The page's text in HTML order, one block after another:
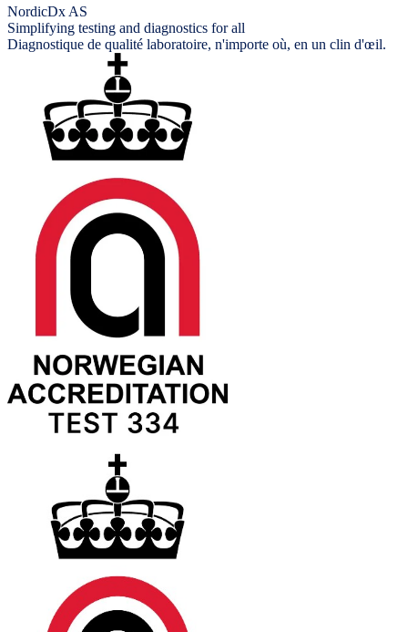
NordicDx AS
Simplifying testing and diagnostics for all
Diagnostique de qualité laboratoire, n'importe où, en un clin d'œil.